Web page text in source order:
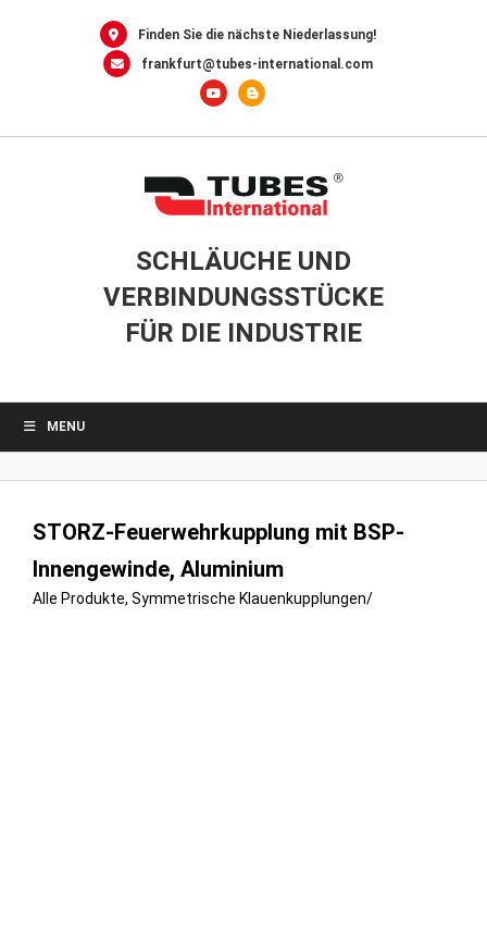
Finden Sie die nächste Niederlassung!
frankfurt@tubes-international.com
SCHLÄUCHE UND
VERBINDUNGSSTÜCKE
FÜR DIE INDUSTRIE
MENU
STORZ-Feuerwehrkupplung mit BSP-
Innengewinde, Aluminium
Alle Produkte, Symmetrische Klauenkupplungen/